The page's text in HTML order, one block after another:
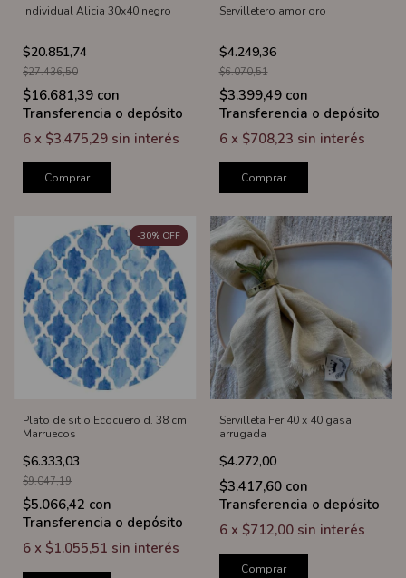
Individual Alicia 30x40 negro
$20.851,74
$27.436,50
$16.681,39 con
Transferencia o depósito
6 x $3.475,29 sin interés
Comprar
Servilletero amor oro
$4.249,36
$6.070,51
$3.399,49 con
Transferencia o depósito
6 x $708,23 sin interés
Comprar
Plato de sitio Ecocuero d. 38 cm
Marruecos
$6.333,03
-30% OFF
$9.047,19
$5.066,42 con
Transferencia o depósito
6 x $1.055,51 sin interés
Servilleta Fer 40 x 40 gasa
arrugada
$4.272,00
$3.417,60 con
Transferencia o depósito
6 x $712,00 sin interés
Comprar